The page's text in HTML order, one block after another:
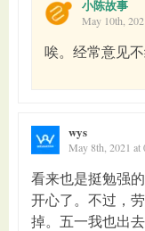
小陈故事
May 10th,
唉。经常意见
wys
May 8th, 2021 at
看来也是挺勉强
开心了。不过，
掉。五一我也出